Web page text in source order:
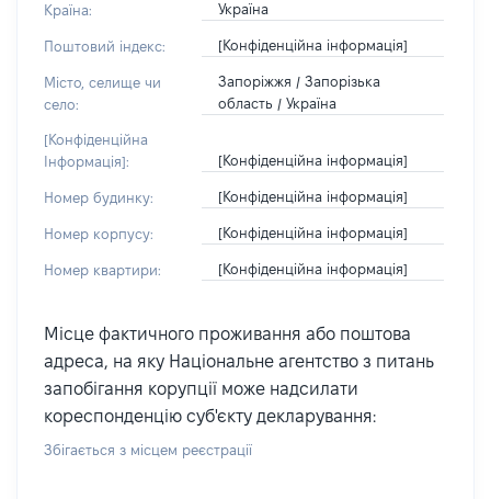
Країна: Україна
Поштовий індекс: [Конфіденційна інформація]
Місто, селище чи
село:
Запоріжжя / Запорізька
область / Україна
[Конфіденційна
Інформація]:
[Конфіденційна інформація]
Номер будинку: [Конфіденційна інформація]
Номер корпусу: [Конфіденційна інформація]
Номер квартири: [Конфіденційна інформація]
Місце фактичного проживання або поштова
адреса, на яку Національне агентство з питань
запобігання корупції може надсилати
кореспонденцію суб'єкту декларування:
Збігається з місцем реєстрації